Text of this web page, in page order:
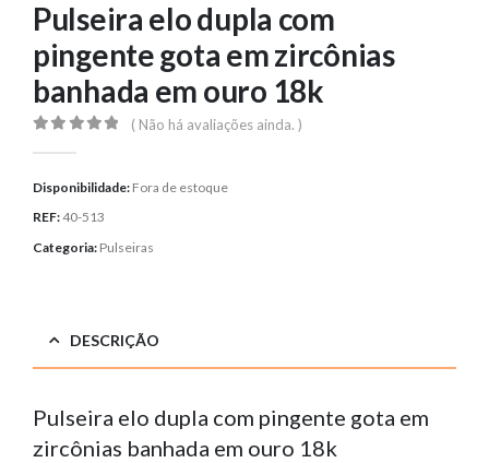
Pulseira elo dupla com
pingente gota em zircônias
banhada em ouro 18k
( Não há avaliações ainda. )
Disponibilidade: Fora de estoque
REF:40-513
Categoria: Pulseiras
DESCRIÇÃO
Pulseira elo dupla com pingente gota em
zircônias banhada em ouro 18k